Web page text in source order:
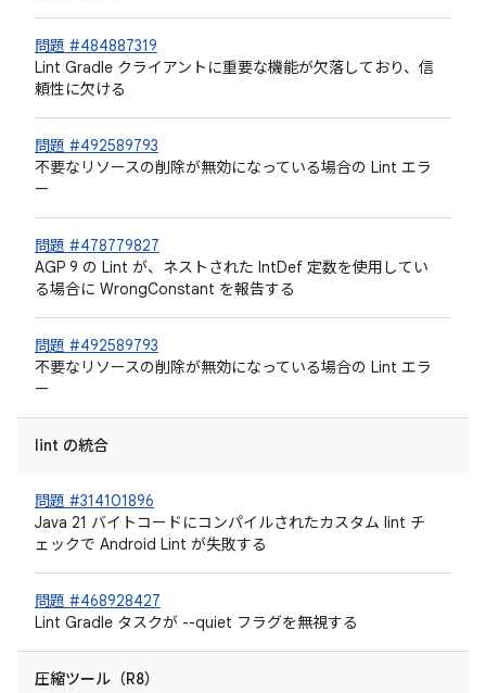
問題 #484887319
Lint Gradle クライアントに重要な機能が欠落しており、信
頼性に欠ける
問題 #492589793
不要なリソースの削除が無効になっている場合の Lint エラ
ー
問題 #478779827
AGP 9 の Lint が、ネストされた IntDef 定数を使用してい
る場合に WrongConstant を報告する
問題 #492589793
不要なリソースの削除が無効になっている場合の Lint エラ
ー
lint の統合
問題 #314101896
Java 21 バイトコードにコンパイルされたカスタム lint チ
ェックで Android Lint が失敗する
問題 #468928427
Lint Gradle タスクが --quiet フラグを無視する
圧縮ツール（R8）